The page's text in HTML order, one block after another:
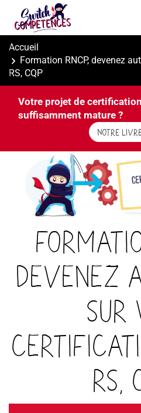
contenu
principal
Accueil
Formation RNCP, devenez
RS, CQP
Votre projet de
suffisamment mature ?
NOTRE
devenez
sur
RS,